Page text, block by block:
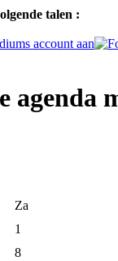
talen :
agenda
Za
1
8